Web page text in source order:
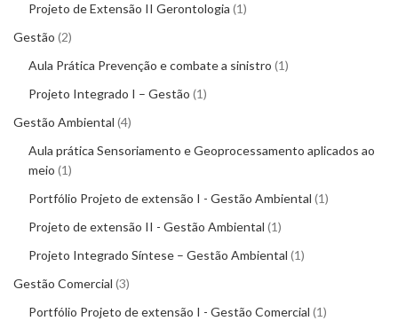
Projeto de Extensão II Gerontologia 1
Gestão 2
Aula Prática Prevenção e combate a sinistro 1
Projeto Integrado I – Gestão 1
Gestão Ambiental 4
Aula prática Sensoriamento e Geoprocessamento aplicados ao
meio 1
Portfólio Projeto de extensão I - Gestão Ambiental 1
Projeto de extensão II - Gestão Ambiental 1
Projeto Integrado Síntese – Gestão Ambiental 1
Gestão Comercial 3
Portfólio Projeto de extensão I - Gestão Comercial 1